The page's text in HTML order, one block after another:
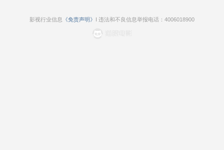
影视行业信息 《免责声明》 I 违法和不良信息举报电话：4006018900